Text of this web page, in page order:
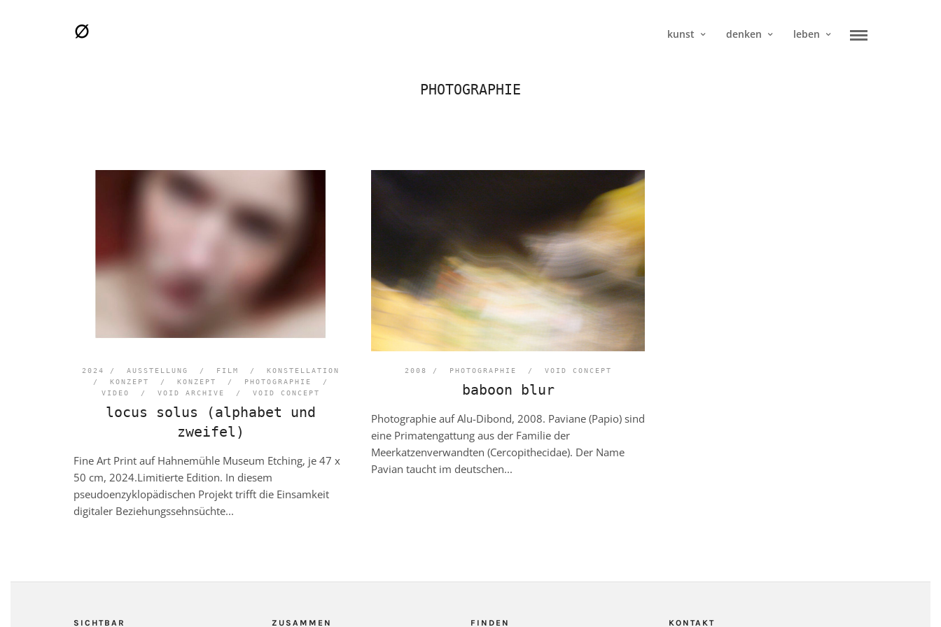
kunst denken leben
PHOTOGRAPHIE
2024 / AUSSTELLUNG / FILM / KONSTELLATION
/ KONZEPT / KONZEPT / PHOTOGRAPHIE
/
VIDEO
/ VOID ARCHIVE / VOID CONCEPT
locus solus (alphabet und
zweifel)
Fine Art Print auf Hahnemühle Museum Etching, je 47 x
50 cm, 2024.Limitierte Edition. In diesem
pseudoenzyklopädischen Projekt trifft die Einsamkeit
digitaler Beziehungssehnsüchte...
2008 / PHOTOGRAPHIE / VOID CONCEPT
baboon blur
Photographie auf Alu-Dibond, 2008. Paviane (Papio) sind
eine Primatengattung aus der Familie der
Meerkatzenverwandten (Cercopithecidae). Der Name
Pavian taucht im deutschen...
SICHTBAR ZUSAMMEN FINDEN KONTAKT